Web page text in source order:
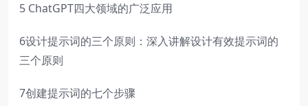
5 ChatGPT四大领域的广泛应用
6设计提示词的三个原则：深入讲解设计有效提示词的
三个原则
7创建提示词的七个步骤